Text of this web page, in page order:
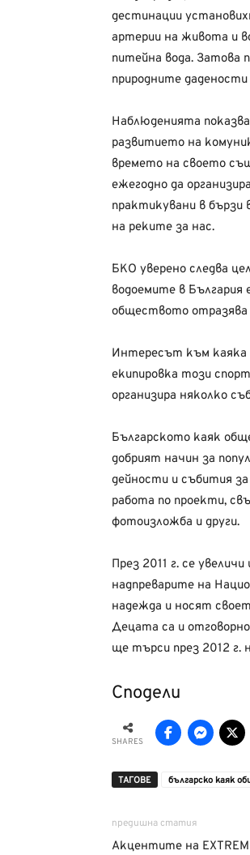
дестинации
артерии на живота и
питейна вода. Затова
природните
Наблюденията
развитието на
времето на своето
ежегодно да
практикувани в бързи
на реките за нас.
БКО уверено следва
водоемите в
обществото отразява
Интересът към каяка
екипировка този
организира няколко
Българското каяк
добрият начин за
дейности и събития
работа по проекти,
фотоизложба и други.
През 2011 г. се
надпреварите на
надежда и носят
Децата са и
ще търси през 2012 г.
Сподели
SHARES
ТАГОВЕ българско каяк
предишна статия
Акцентите на